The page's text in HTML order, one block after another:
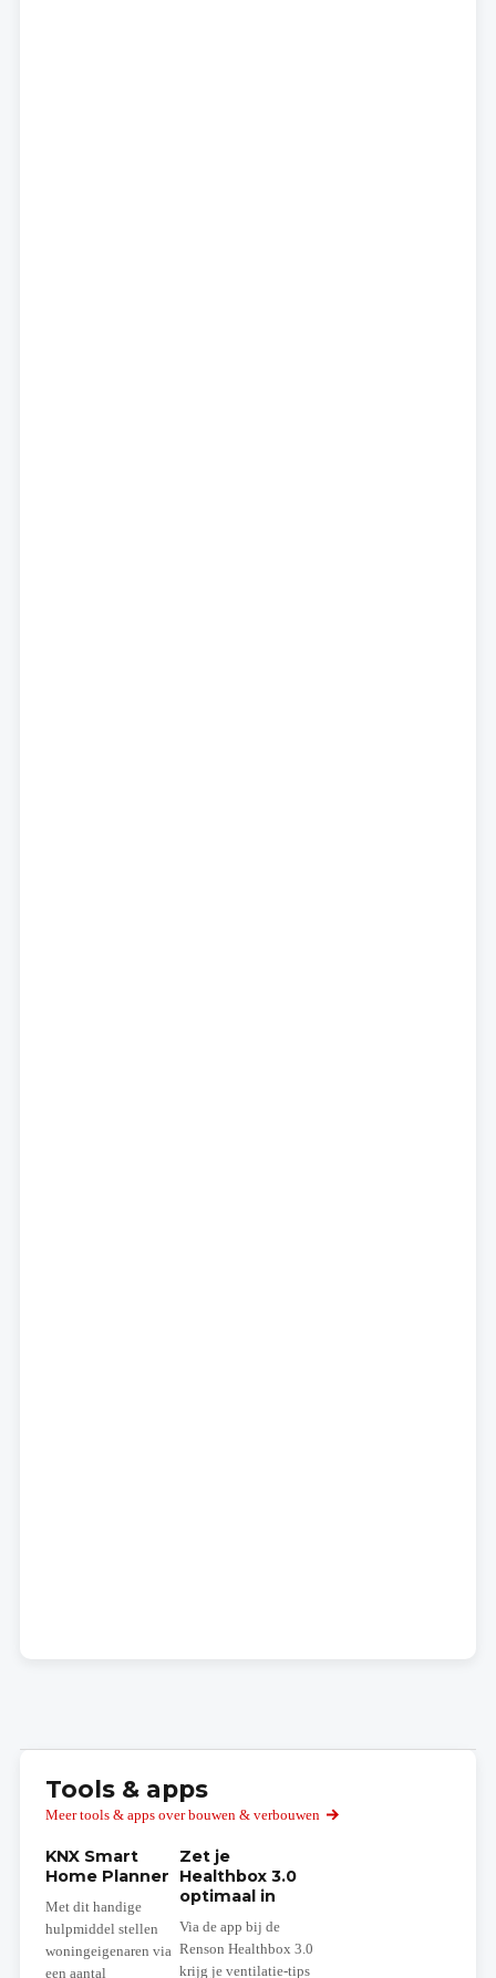
Tools & apps
Meer tools & apps over bouwen & verbouwen
KNX Smart
Home Planner
Met dit handige
hulpmiddel stellen
woningeigenaren via
een aantal
Zet je
Healthbox 3.0
optimaal in
Via de app bij de
Renson Healthbox 3.0
krijg je ventilatie-tips